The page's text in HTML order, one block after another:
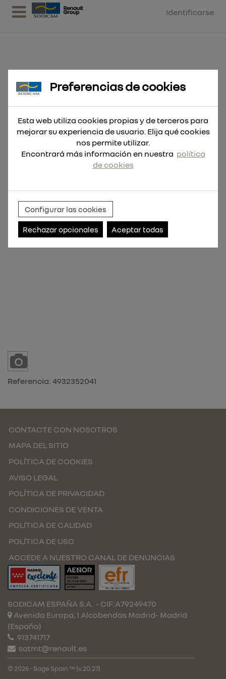
Identificarse
Broca SDS-Plus MX4 5'5x165 -
10uds
Referencia: 4932352041
CONTACTE CON NOSOTROS
MAPA DEL SITIO
POLÍTICA DE COOKIES
AVISO LEGAL
POLÍTICA DE PRIVACIDAD
CONDICIONES DE VENTA
POLÍTICA DE CALIDAD
POLÍTICA DE USO
ACCEDE A NUESTRO CANAL DE DENUNCIAS
SODICAM ESPAÑA S.A. - CIF:A79249470
Avenida Europa, 1 Alcobendas Madrid- Madrid
(España)
913741717
satmt@renault.es
© 2026 - Sage Spain ™ (v.20.27)
Preferencias de cookies
Esta web utiliza cookies propias y de terceros para
mejorar su experiencia de usuario. Elija qué cookies
nos permite utilizar.
Encontrará más información en nuestra política
de cookies
Configurar las cookies
Rechazar opcionales Aceptar todas